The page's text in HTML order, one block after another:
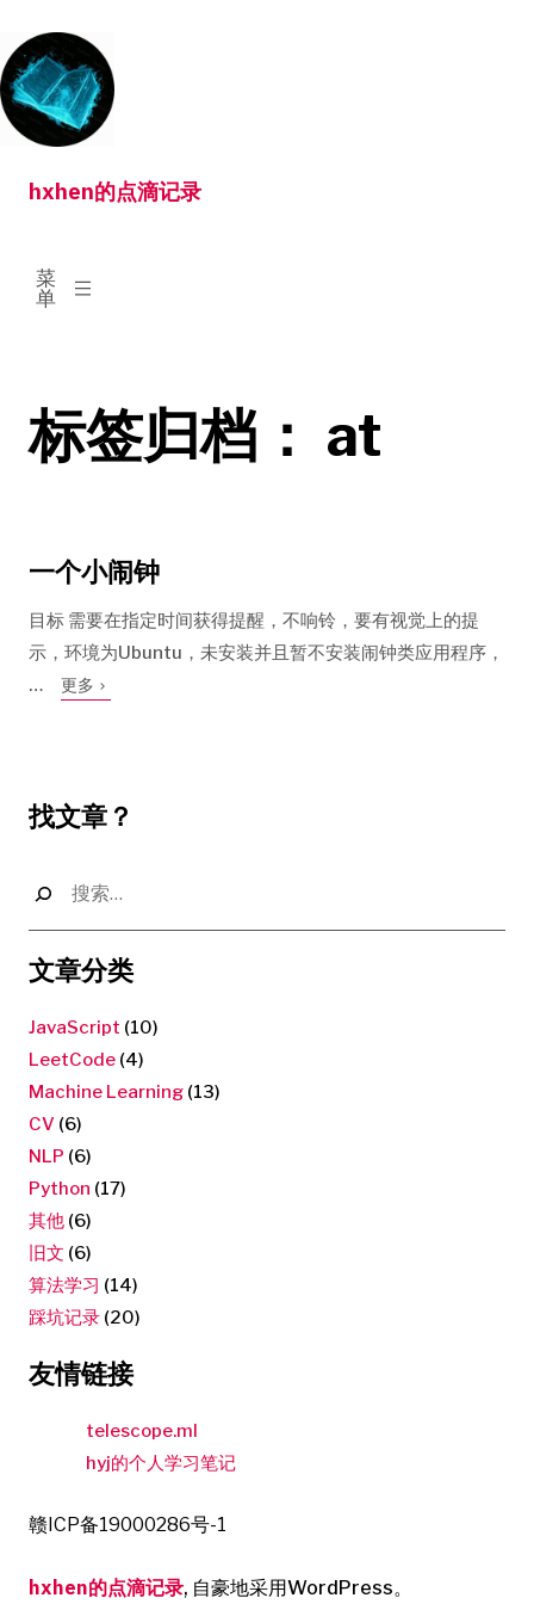
转
到
内
hxhen的点滴记录
菜
单
已
展
标签归档： at
一个小闹钟
目标 需要在指定时间获得提醒，不响铃，要有视觉上的提
示，环境为Ubuntu，未安装并且暂不安装闹钟类应用程序，
…
更多
找文章？
索：
文章分类
JavaScript (10)
LeetCode (4)
Machine Learning (13)
CV (6)
NLP (6)
Python (17)
其他 (6)
旧文 (6)
算法学习 (14)
踩坑记录 (20)
友情链接
telescope.ml
hyj的个人学习笔记
赣ICP备19000286号-1
hxhen的点滴记录, 自豪地采用WordPress。